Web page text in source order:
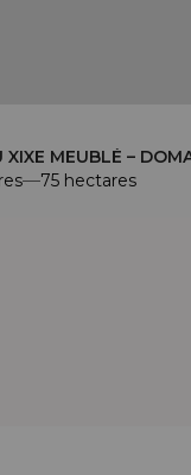
75 hectares